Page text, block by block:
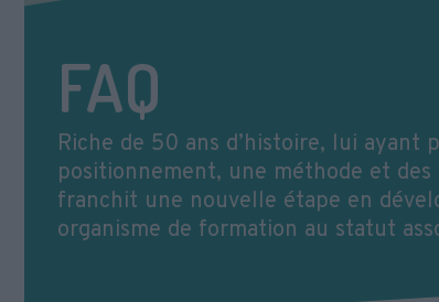
FAQ
Riche de 50 ans d’histoire, lui ayant
positionnement, une méthode et des
franchit une nouvelle étape en
organisme de formation au statut